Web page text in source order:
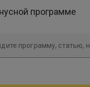
программе
программу, статью,